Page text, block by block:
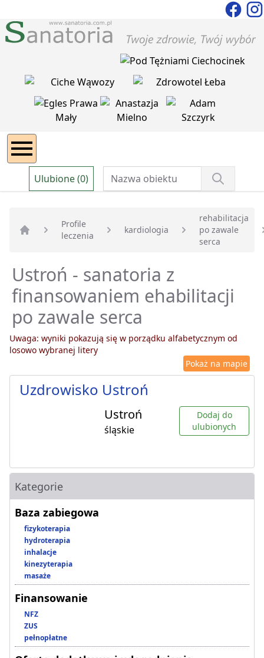
Ulubione (0)
Strona główna
Profile
leczenia
kardiologia
rehabilitacja
po zawale
serca
Ustroń - sanatoria z
finansowaniem ehabilitacji
po zawale serca
Uwaga: wyniki pokazują się w porządku alfabetycznym od
losowo wybranej litery
Pokaż na mapie
Uzdrowisko Ustroń
Ustroń
śląskie
Dodaj do
ulubionych
Kategorie
Baza zabiegowa
fizykoterapia
hydroterapia
inhalacje
kinezyterapia
masaże
Finansowanie
NFZ
ZUS
pełnopłatne